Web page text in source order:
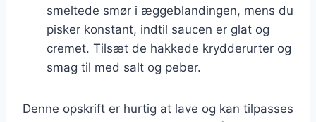
smeltede smør i æggeblandingen, mens du
pisker konstant, indtil saucen er glat og
cremet. Tilsæt de hakkede krydderurter og
smag til med salt og peber.
Denne opskrift er hurtig at lave og kan tilpasses